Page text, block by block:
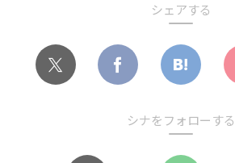
シェアする
シナをフォローする